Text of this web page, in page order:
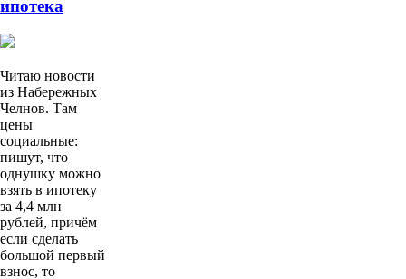
ипотека
Читаю новости
из Набережных
Челнов. Там
цены
социальные:
пишут, что
однушку можно
взять в ипотеку
за 4,4 млн
рублей, причём
если сделать
большой первый
взнос, то